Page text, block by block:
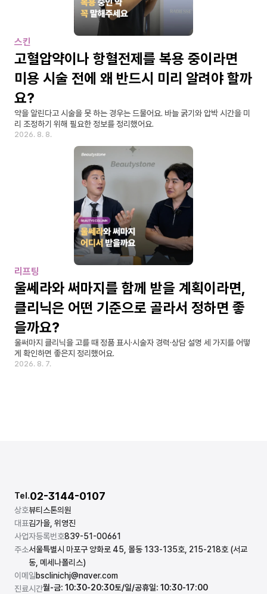
스킨
고혈압약이나 항혈전제를 복용 중이라면
미용 시술 전에 왜 반드시 미리 알려야 할까
요?
약을 알린다고 시술을 못 하는 경우는 드물어요. 바늘 굵기와 압박 시간을 미
리 조정하기 위해 필요한 정보를 정리했어요.
2026. 8. 8.
리프팅
울쎄라와 써마지를 함께 받을 계획이라면,
클리닉은 어떤 기준으로 골라서 정하면 좋
을까요?
울써마지 클리닉을 고를 때 정품 표시·시술자 경력·상담 설명 세 가지를 어떻
게 확인하면 좋은지 정리했어요.
2026. 8. 7.
상호뷰티스톤의원
대표김가을, 위영진
사업자등록번호839-51-00661
주소서울특별시 마포구 양화로 45, 몰동 133-135호, 215-218호 (서교
동, 메세나폴리스)
이메일bsclinichj@naver.com
진료시간월-금: 10:30-20:30토/일/공휴일: 10:30-17:00
Tel.02-3144-0107